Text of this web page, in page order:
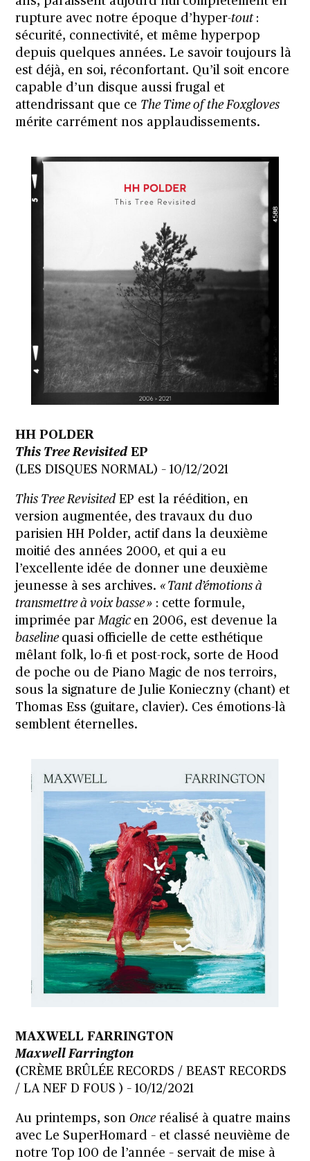
rupture avec notre époque d’hyper-tout :
sécurité, connectivité, et même hyperpop
depuis quelques années. Le savoir toujours là
est déjà, en soi, réconfortant. Qu’il soit encore
capable d’un disque aussi frugal et
attendrissant que ce The Time of the Foxgloves
mérite carrément nos applaudissements.
HH POLDER
This Tree Revisited EP
(LES DISQUES NORMAL) – 10/12/2021
This Tree Revisited EP est la réédition, en
version augmentée, des travaux du duo
parisien HH Polder, actif dans la deuxième
moitié des années 2000, et qui a eu
l’excellente idée de donner une deuxième
jeunesse à ses archives. « Tant d’émotions à
transmettre à voix basse » : cette formule,
imprimée par Magic en 2006, est devenue la
baseline quasi officielle de cette esthétique
mêlant folk, lo-fi et post-rock, sorte de Hood
de poche ou de Piano Magic de nos terroirs,
sous la signature de Julie Konieczny (chant) et
Thomas Ess (guitare, clavier). Ces émotions-là
semblent éternelles.
MAXWELL FARRINGTON
Maxwell Farrington
(CRÈME BRÛLÉE RECORDS / BEAST RECORDS
/ LA NEF D FOUS ) – 10/12/2021
Au printemps, sonOnceréalisé à quatre mains
avec Le SuperHomard – et classé neuvième de
notre Top 100 de l’année – servait de mise à